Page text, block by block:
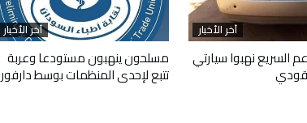
آخر الأخبار
السريع نهبوا سيارتي
آخر الأخبار
مسلحون ينهبون مستودعا وعربة
تتبع لإحدى المنظمات بوسط دارفور